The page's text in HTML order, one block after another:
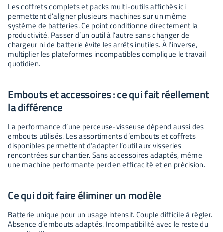
Les coffrets complets et packs multi-outils affichés ici
permettent d’aligner plusieurs machines sur un même
système de batteries. Ce point conditionne directement la
productivité. Passer d’un outil à l’autre sans changer de
chargeur ni de batterie évite les arrêts inutiles. À l’inverse,
multiplier les plateformes incompatibles complique le travail
quotidien.
Embouts et accessoires : ce qui fait réellement
la différence
La performance d’une perceuse-visseuse dépend aussi des
embouts utilisés. Les assortiments d’embouts et coffrets
disponibles permettent d’adapter l’outil aux visseries
rencontrées sur chantier. Sans accessoires adaptés, même
une machine performante perd en efficacité et en précision.
Ce qui doit faire éliminer un modèle
Batterie unique pour un usage intensif. Couple difficile à régler.
Absence d’embouts adaptés. Incompatibilité avec le reste du